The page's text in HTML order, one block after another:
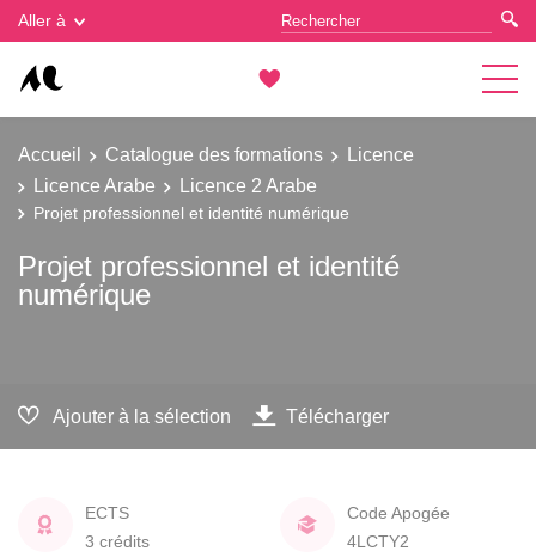
Aller à
Accueil Catalogue des formations
Licence
Licence Arabe
Licence 2 Arabe
Projet professionnel et identité numérique
Projet professionnel et identité
numérique
Ajouter à la sélection Télécharger
ECTS
3 crédits
Code Apogée
4LCTY2
Gestion des cookies